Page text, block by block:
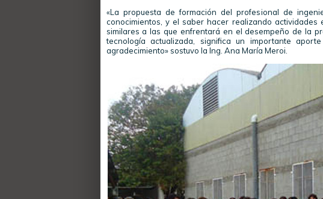
«La propuesta de formación del profesional de
conocimientos, y el saber hacer realizando
similares a las que enfrentará en el desempeño de la
tecnología actualizada, significa un importante
agradecimiento» sostuvo la Ing. Ana María Meroi.